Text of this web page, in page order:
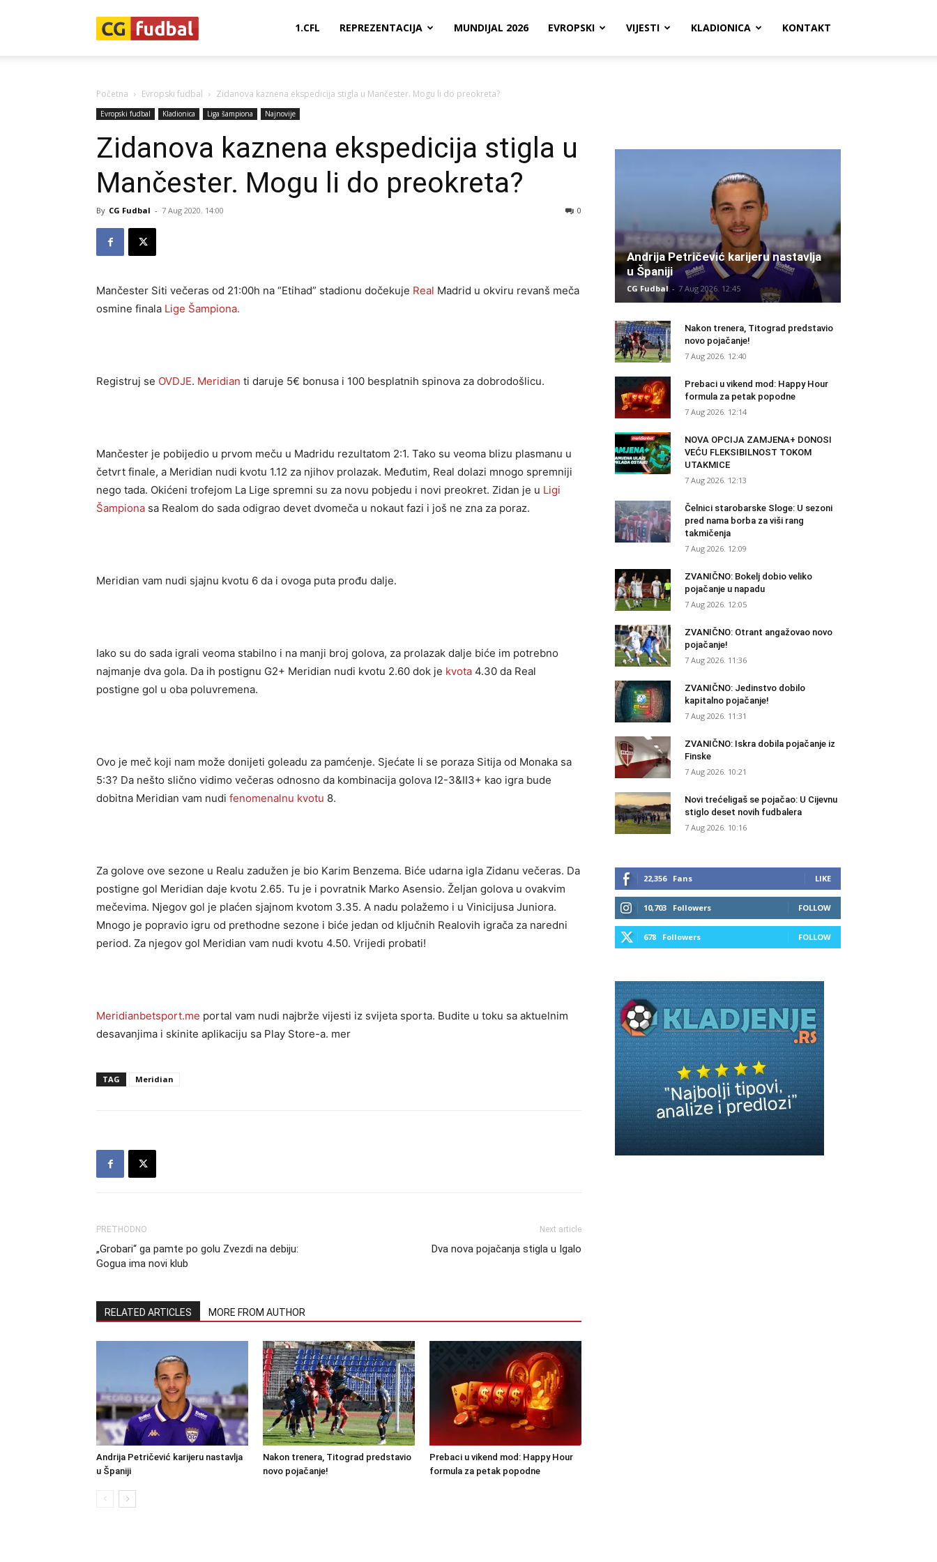
1.CFL REPREZENTACIJA MUNDIJAL 2026 EVROPSKI VIJESTI KLADIONICA KONTAKT
Početna Evropski fudbal Zidanova kaznena ekspedicija stigla u Mančester. Mogu li do preokreta?
Evropski fudbal Kladionica Liga šampiona Najnovije
Zidanova kaznena ekspedicija stigla u
Mančester. Mogu li do preokreta?
By CG Fudbal - 7 Aug 2020. 14:00 0
Mančester Siti večeras od 21:00h na “Etihad” stadionu dočekuje Real Madrid u okviru revanš meča
osmine finala Lige Šampiona.
Registruj se OVDJE. Meridian ti daruje 5€ bonusa i 100 besplatnih spinova za dobrodošlicu.
Mančester je pobijedio u prvom meču u Madridu rezultatom 2:1. Tako su veoma blizu plasmanu u
četvrt finale, a Meridian nudi kvotu 1.12 za njihov prolazak. Međutim, Real dolazi mnogo spremniji
nego tada. Okićeni trofejom La Lige spremni su za novu pobjedu i novi preokret. Zidan je u Ligi
Šampiona sa Realom do sada odigrao devet dvomeča u nokaut fazi i još ne zna za poraz.
Meridian vam nudi sjajnu kvotu 6 da i ovoga puta prođu dalje.
Iako su do sada igrali veoma stabilno i na manji broj golova, za prolazak dalje biće im potrebno
najmanje dva gola. Da ih postignu G2+ Meridian nudi kvotu 2.60 dok je kvota 4.30 da Real
postigne gol u oba poluvremena.
Ovo je meč koji nam može donijeti goleadu za pamćenje. Sjećate li se poraza Sitija od Monaka sa
5:3? Da nešto slično vidimo večeras odnosno da kombinacija golova I2-3&II3+ kao igra bude
dobitna Meridian vam nudi fenomenalnu kvotu 8.
Za golove ove sezone u Realu zadužen je bio Karim Benzema. Biće udarna igla Zidanu večeras. Da
postigne gol Meridian daje kvotu 2.65. Tu je i povratnik Marko Asensio. Željan golova u ovakvim
mečevima. Njegov gol je plaćen sjajnom kvotom 3.35. A nadu polažemo i u Vinicijusa Juniora.
Mnogo je popravio igru od prethodne sezone i biće jedan od ključnih Realovih igrača za naredni
period. Za njegov gol Meridian vam nudi kvotu 4.50. Vrijedi probati!
Meridianbetsport.me portal vam nudi najbrže vijesti iz svijeta sporta. Budite u toku sa aktuelnim
desavanjima i skinite aplikaciju sa Play Store-a. mer
TAG Meridian
PRETHODNO
„Grobari“ ga pamte po golu Zvezdi na debiju:
Gogua ima novi klub
Next article
Dva nova pojačanja stigla u Igalo
RELATED ARTICLES MORE FROM AUTHOR
Andrija Petričević karijeru nastavlja
u Španiji
Nakon trenera, Titograd predstavio
novo pojačanje!
Prebaci u vikend mod: Happy Hour
formula za petak popodne
Andrija Petričević karijeru nastavlja
u Španiji
CG Fudbal - 7 Aug 2026. 12:45
Nakon trenera, Titograd predstavio
novo pojačanje!
7 Aug 2026. 12:40
Prebaci u vikend mod: Happy Hour
formula za petak popodne
7 Aug 2026. 12:14
NOVA OPCIJA ZAMJENA+ DONOSI
VEĆU FLEKSIBILNOST TOKOM
UTAKMICE
7 Aug 2026. 12:13
Čelnici starobarske Sloge: U sezoni
pred nama borba za viši rang
takmičenja
7 Aug 2026. 12:09
ZVANIČNO: Bokelj dobio veliko
pojačanje u napadu
7 Aug 2026. 12:05
ZVANIČNO: Otrant angažovao novo
pojačanje!
7 Aug 2026. 11:36
ZVANIČNO: Jedinstvo dobilo
kapitalno pojačanje!
7 Aug 2026. 11:31
ZVANIČNO: Iskra dobila pojačanje iz
Finske
7 Aug 2026. 10:21
Novi trećeligaš se pojačao: U Cijevnu
stiglo deset novih fudbalera
7 Aug 2026. 10:16
22,356 Fans LIKE
10,703 Followers FOLLOW
678 Followers FOLLOW